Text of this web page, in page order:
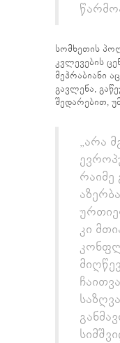
სომხეთის
კვლევების
მეჰრაბიანი
გავლენა,
შედარებით,
„არა
რაიმე
კი